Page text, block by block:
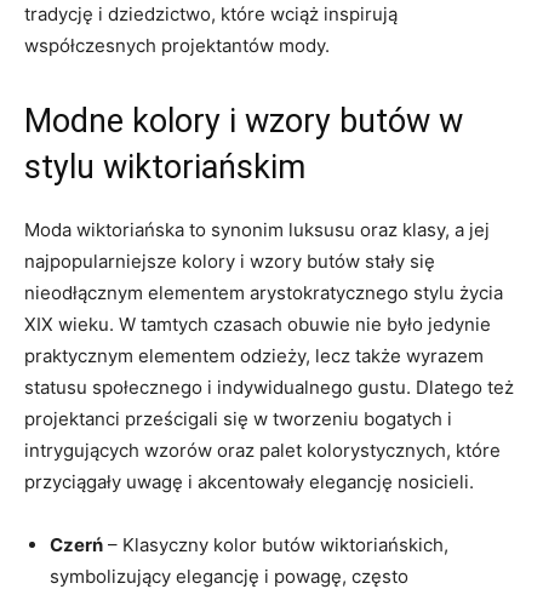
tradycję i dziedzictwo, które wciąż inspirują
współczesnych projektantów mody.
Modne kolory i wzory butów w
stylu wiktoriańskim
Moda wiktoriańska to synonim luksusu oraz klasy, a jej
najpopularniejsze kolory i wzory butów stały się
nieodłącznym elementem arystokratycznego stylu życia
XIX wieku. W tamtych czasach obuwie nie było jedynie
praktycznym elementem odzieży, lecz także wyrazem
statusu społecznego i indywidualnego gustu. Dlatego też
projektanci prześcigali się w tworzeniu bogatych i
intrygujących wzorów oraz palet kolorystycznych, które
przyciągały uwagę i akcentowały elegancję nosicieli.
Czerń – Klasyczny kolor butów wiktoriańskich,
symbolizujący elegancję i powagę, często